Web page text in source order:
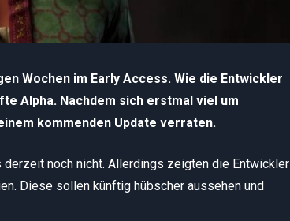
Wochen im Early Access. Wie die Entwickler
Alpha. Nachdem sich erstmal viel um
kommenden Update verraten.
noch nicht. Allerdings zeigten die Entwickler
Diese sollen künftig hübscher aussehen und